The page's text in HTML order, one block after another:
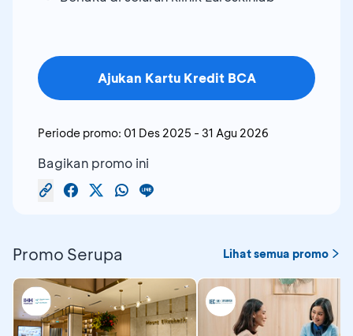
Ajukan Kartu Kredit BCA
Periode promo: 01 Des 2025 - 31 Agu 2026
Bagikan promo ini
Promo Serupa Lihat semua promo